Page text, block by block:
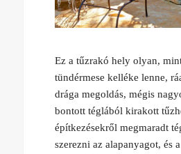
Ez a tűzrakó hely olyan,
tündérmese kelléke lenne,
drága megoldás, mégis
bontott téglából kirakott
építkezésekről megmaradt
szerezni az alapanyagot, és